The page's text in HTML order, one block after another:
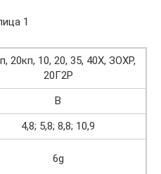
1
20кп, 10, 20, 35, 40Х, ЗОХР,
20Г2Р
В
4,8; 5,8; 8,8; 10,9
6g